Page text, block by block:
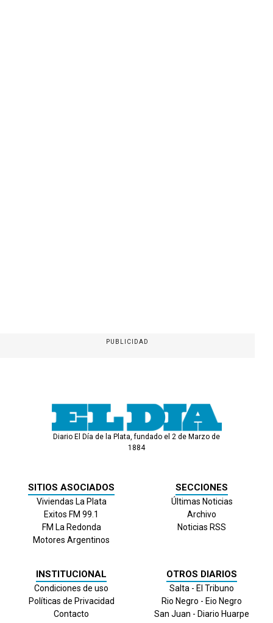
PUBLICIDAD
Diario El Día de la Plata, fundado el 2 de Marzo de
1884
SITIOS ASOCIADOS
Viviendas La Plata
Exitos FM 99.1
FM La Redonda
Motores Argentinos
SECCIONES
Últimas Noticias
Archivo
Noticias RSS
INSTITUCIONAL
Condiciones de uso
Políticas de Privacidad
Contacto
OTROS DIARIOS
Salta - El Tribuno
Rio Negro - Eio Negro
San Juan - Diario Huarpe